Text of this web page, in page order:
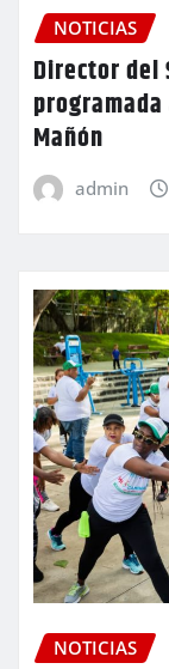
NOTICIAS
Director del
Mañón
admin
NOTICIAS